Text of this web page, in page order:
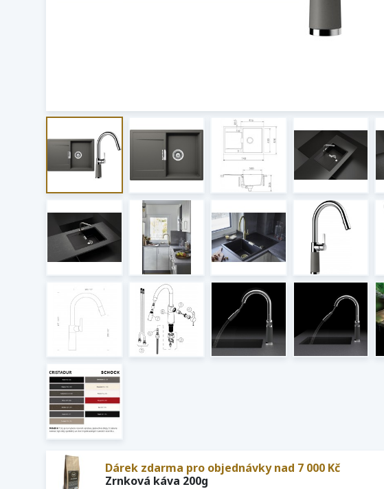
Dárek zdarma pro objednávky nad 7 000 Kč
Zrnková káva 200g